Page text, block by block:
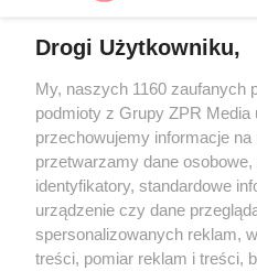
Żaden utwór zamieszczony w
rozpowszechniany lub dalej
tym także elektroniczny lub
eksploatacji w jakiejkolwiek formie,
Internecie bez pisemnej zgody
wykorzystanie utworów w całości lub
tzn. bez właściwej zgody, jest
ścigane prawnie.
Drogi Użytkowniku,
My, naszych 1160 zaufanych
podmioty z Grupy ZPR
przechowujemy informacje na
przetwarzamy dane
identyfikatory, standardowe
urządzenie czy dane
spersonalizowanych reklam,
treści, pomiar reklam i treści,